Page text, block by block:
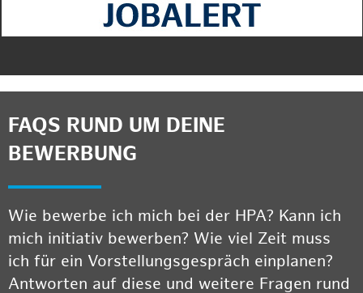
FAQS RUND UM DEINE
BEWERBUNG
Wie bewerbe ich mich bei der HPA? Kann ich
mich initiativ bewerben? Wie viel Zeit muss
ich für ein Vorstellungsgespräch einplanen?
Antworten auf diese und weitere Fragen rund